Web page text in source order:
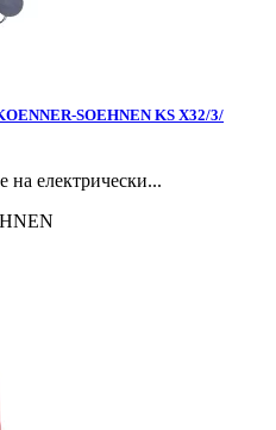
SOEHNEN KS X32/3/
на електрически...